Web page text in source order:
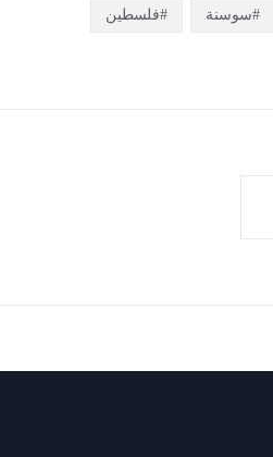
#سوسنة #فلسطين